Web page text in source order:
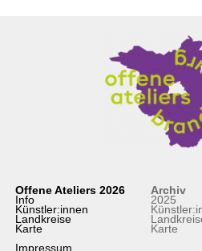
Offene Ateliers 2026
Info
Künstler:innen
Landkreise
Karte
Impressum
Archiv
2025
Karte